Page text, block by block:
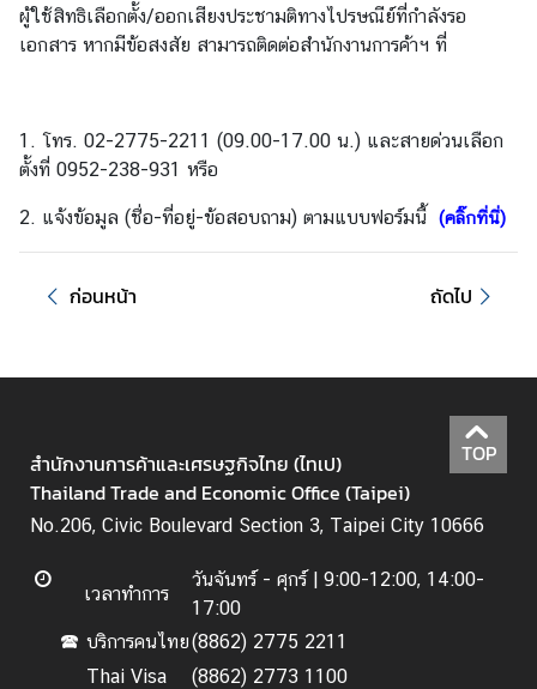
เ
กี่
กั
บ
เ
ร
า
o
U
s
แ
ผู้ใช้สิทธิเลือกตั้ง/ออกเสียงประชามติทางไปรษณีย์ที่กำลังรอ
เอกสาร หากมีข้อสงสัย สามารถติดต่อสำนักงานการค้าฯ ที่
1. โทร. 02-2775-2211 (09.00-17.00 น.) และสายด่วนเลือก
ตั้งที่ 0952-238-931 หรือ
2. แจ้งข้อมูล (ชื่อ-ที่อยู่-ข้อสอบถาม) ตามแบบฟอร์มนี้ (คลิ๊กที่นี่)
ก่อนหน้า ถัดไป
TOP
สำนักงานการค้าและเศรษฐกิจไทย (ไทเป)
Thailand Trade and Economic Office (Taipei)
No.206, Civic Boulevard Section 3, Taipei City 10666
เวลาทำการ
วันจันทร์ - ศุกร์ | 9:00-12:00, 14:00-
17:00
🕿 บริการคนไทย(8862) 2775 2211
Thai Visa
(8862) 2773 1100